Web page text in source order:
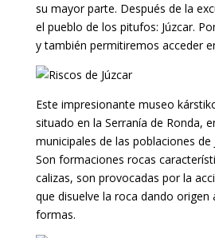
su mayor parte. Después de la
el pueblo de los pitufos: Júzcar.
y también permitiremos acceder
Este impresionante museo
situado en la Serranía de Ronda,
municipales de las poblaciones de
Son formaciones rocas
calizas, son provocadas por la
que disuelve la roca dando origen
formas.